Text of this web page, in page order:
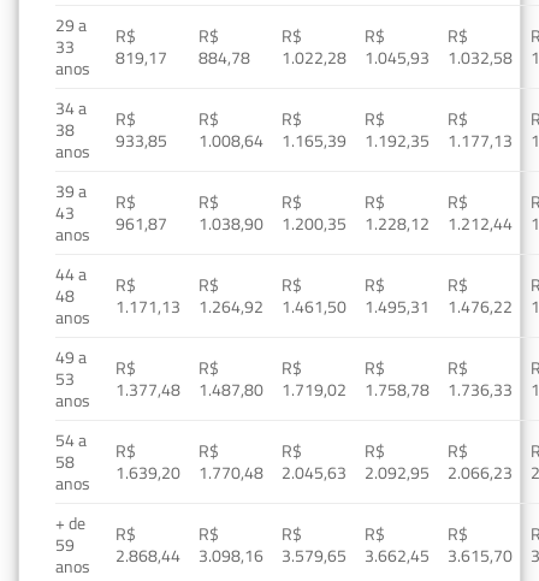
29 a
33
anos
R$
819,17
R$
884,78
R$
1.022,28
R$
1.045,93
R$
1.032,58
34 a
38
anos
R$
933,85
R$
1.008,64
R$
1.165,39
R$
1.192,35
R$
1.177,13
39 a
43
anos
R$
961,87
R$
1.038,90
R$
1.200,35
R$
1.228,12
R$
1.212,44
44 a
48
anos
R$
1.171,13
R$
1.264,92
R$
1.461,50
R$
1.495,31
R$
1.476,22
49 a
53
anos
R$
1.377,48
R$
1.487,80
R$
1.719,02
R$
1.758,78
R$
1.736,33
54 a
58
anos
R$
1.639,20
R$
1.770,48
R$
2.045,63
R$
2.092,95
R$
2.066,23
+ de
59
anos
R$
2.868,44
R$
3.098,16
R$
3.579,65
R$
3.662,45
R$
3.615,70